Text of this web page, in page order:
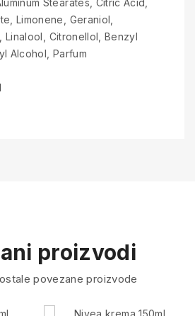
Stearates, Citric Acid,
Limonene, Geraniol,
Citronellol, Benzyl
Alcohol, Parfum
proizvodi
povezane proizvode